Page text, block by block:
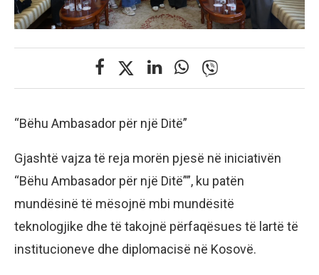
“Bëhu Ambasador për një Ditë”
Gjashtë vajza të reja morën pjesë në iniciativën
“Bëhu Ambasador për një Ditë””, ku patën
mundësinë të mësojnë mbi mundësitë
teknologjike dhe të takojnë përfaqësues të lartë të
institucioneve dhe diplomacisë në Kosovë.